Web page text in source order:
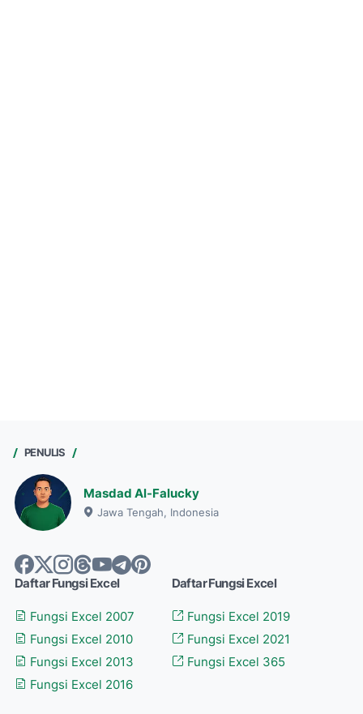
PENULIS
Masdad Al-Falucky
Jawa Tengah, Indonesia
Daftar Fungsi Excel
Fungsi Excel 2007
Fungsi Excel 2010
Fungsi Excel 2013
Fungsi Excel 2016
Daftar Fungsi Excel
Fungsi Excel 2019
Fungsi Excel 2021
Fungsi Excel 365